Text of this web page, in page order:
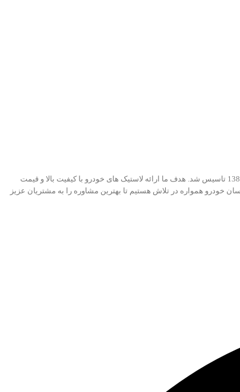
فروشگاه لاستیک فراهانی، کامل ترین مجموعه رینگ و لاستیک خودروهای های سواری، آفرودی و وارداتی هست. فروشگاه آنلاین تخصصی در زمینه لاستیک خودرو است که در سال 1387 تاسیس شد. هدف ما ارائه لاستیک های خودرو با کیفیت بالا و قیمت
خودرو همواره در تلاش هستیم تا بهترین مشاوره را به مشتریان عزیز